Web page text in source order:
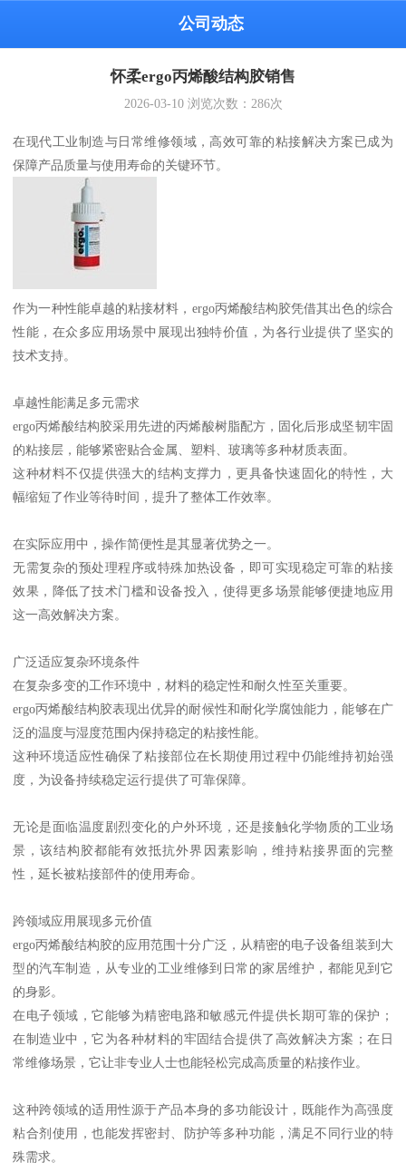
公司动态
怀柔ergo丙烯酸结构胶销售
2026-03-10浏览次数： 286次
在现代工业制造与日常维修领域，高效可靠的粘接解决方案已成为
保障产品质量与使用寿命的关键环节。
作为一种性能卓越的粘接材料，ergo丙烯酸结构胶凭借其出色的综合
性能，在众多应用场景中展现出独特价值，为各行业提供了坚实的
技术支持。
卓越性能满足多元需求
ergo丙烯酸结构胶采用先进的丙烯酸树脂配方，固化后形成坚韧牢固
的粘接层，能够紧密贴合金属、塑料、玻璃等多种材质表面。
这种材料不仅提供强大的结构支撑力，更具备快速固化的特性，大
幅缩短了作业等待时间，提升了整体工作效率。
在实际应用中，操作简便性是其显著优势之一。
无需复杂的预处理程序或特殊加热设备，即可实现稳定可靠的粘接
效果，降低了技术门槛和设备投入，使得更多场景能够便捷地应用
这一高效解决方案。
广泛适应复杂环境条件
在复杂多变的工作环境中，材料的稳定性和耐久性至关重要。
ergo丙烯酸结构胶表现出优异的耐候性和耐化学腐蚀能力，能够在广
泛的温度与湿度范围内保持稳定的粘接性能。
这种环境适应性确保了粘接部位在长期使用过程中仍能维持初始强
度，为设备持续稳定运行提供了可靠保障。
无论是面临温度剧烈变化的户外环境，还是接触化学物质的工业场
景，该结构胶都能有效抵抗外界因素影响，维持粘接界面的完整
性，延长被粘接部件的使用寿命。
跨领域应用展现多元价值
ergo丙烯酸结构胶的应用范围十分广泛，从精密的电子设备组装到大
型的汽车制造，从专业的工业维修到日常的家居维护，都能见到它
的身影。
在电子领域，它能够为精密电路和敏感元件提供长期可靠的保护；
在制造业中，它为各种材料的牢固结合提供了高效解决方案；在日
常维修场景，它让非专业人士也能轻松完成高质量的粘接作业。
这种跨领域的适用性源于产品本身的多功能设计，既能作为高强度
粘合剂使用，也能发挥密封、防护等多种功能，满足不同行业的特
殊需求。